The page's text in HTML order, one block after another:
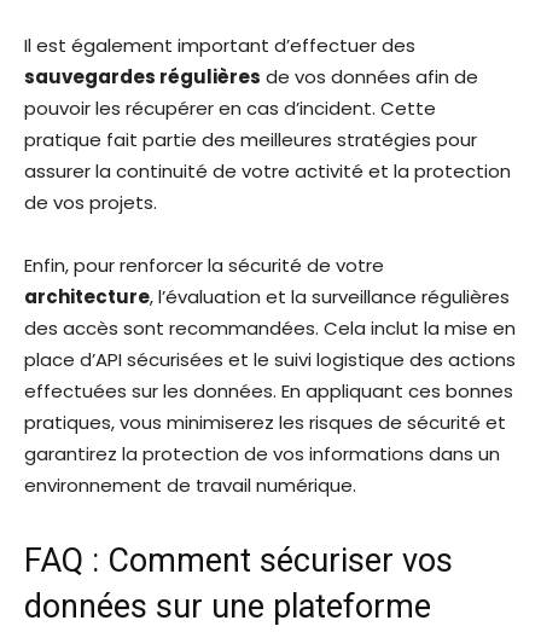
Il est également important d’effectuer des
sauvegardes régulières de vos données afin de
pouvoir les récupérer en cas d’incident. Cette
pratique fait partie des meilleures stratégies pour
assurer la continuité de votre activité et la protection
de vos projets.
Enfin, pour renforcer la sécurité de votre
architecture, l’évaluation et la surveillance régulières
des accès sont recommandées. Cela inclut la mise en
place d’API sécurisées et le suivi logistique des actions
effectuées sur les données. En appliquant ces bonnes
pratiques, vous minimiserez les risques de sécurité et
garantirez la protection de vos informations dans un
environnement de travail numérique.
FAQ : Comment sécuriser vos
données sur une plateforme